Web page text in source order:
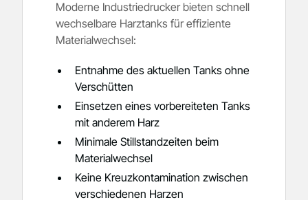
Moderne Industriedrucker bieten schnell
wechselbare Harztanks für effiziente
Materialwechsel:
Entnahme des aktuellen Tanks ohne
Verschütten
Einsetzen eines vorbereiteten Tanks
mit anderem Harz
Minimale Stillstandzeiten beim
Materialwechsel
Keine Kreuzkontamination zwischen
verschiedenen Harzen